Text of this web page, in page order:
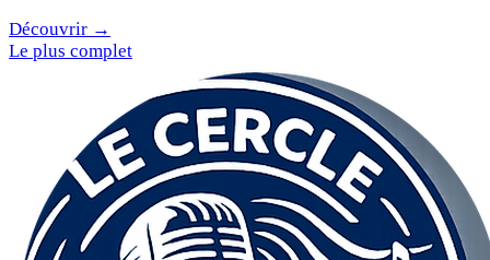
Découvrir →
Le plus complet